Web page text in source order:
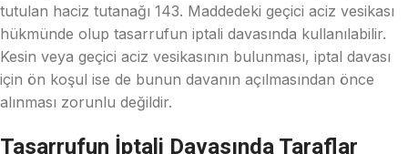
tutulan haciz tutanağı 143. Maddedeki geçici aciz vesikası
hükmünde olup tasarrufun iptali davasında kullanılabilir.
Kesin veya geçici aciz vesikasının bulunması, iptal davası
için ön koşul ise de bunun davanın açılmasından önce
alınması zorunlu değildir.
Tasarrufun İptali Davasında Taraflar